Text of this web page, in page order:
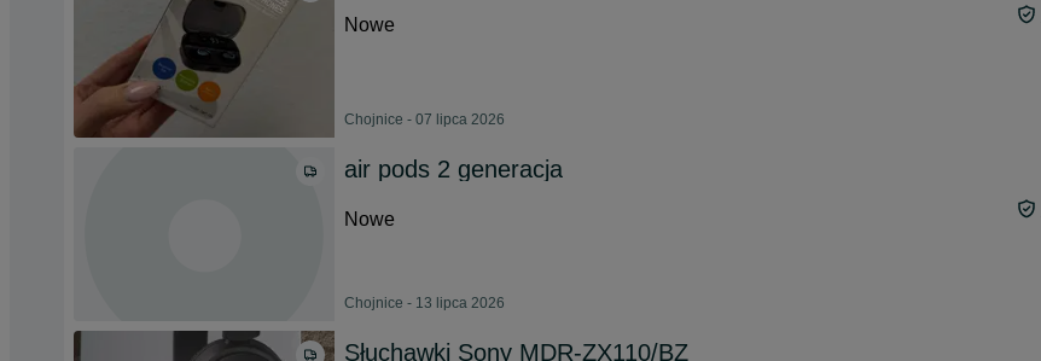
Nowe
Chojnice - 07 lipca 2026
air pods 2 generacja
Nowe
Chojnice - 13 lipca 2026
Słuchawki Sony MDR-ZX110/BZ